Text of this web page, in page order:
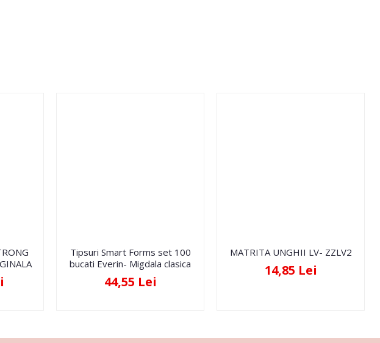
Tipsuri Smart Forms set 100
bucati Everin- Migdala clasica
44,55 Lei
MATRITA UNGHII LV- ZZLV2
14,85 Lei